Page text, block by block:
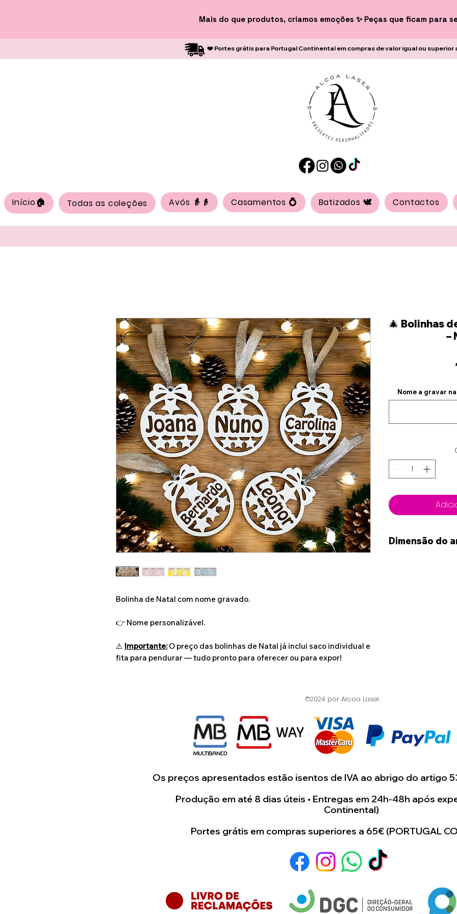
Mais do que produtos, criamos emoções ✨ Peças que ficam para
❤️ Portes grátis para Portugal Continental em compras de valor igual ou superior
Início🏠 Todas as coleções Avós 👵👴 Casamentos 💍 Batizados 🕊️ Contactos
Bolinha de Natal com nome gravado.
👉 Nome personalizável.
⚠️ Importante:O preço das bolinhas de Natal já inclui saco individual e
fita para pendurar — tudo pronto para oferecer ou para expor!
🎄 Bolinhas
–
Nome a gravar na
Dimensão do
©2024 por Alcoa Laser.
Os preços apresentados estão isentos de IVA ao abrigo do artigo
Produção em até 8 dias úteis • Entregas em 24h-48h após
Continental)
Portes grátis em compras superiores a 65€ (PORTUGAL